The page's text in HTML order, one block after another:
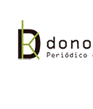
contenido